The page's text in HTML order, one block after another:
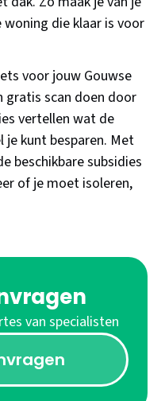
woning die klaar is voor
voor jouw Gouwse
gratis scan doen door
vertellen wat de
je kunt besparen. Met
beschikbare subsidies
of je moet isoleren,
van specialisten